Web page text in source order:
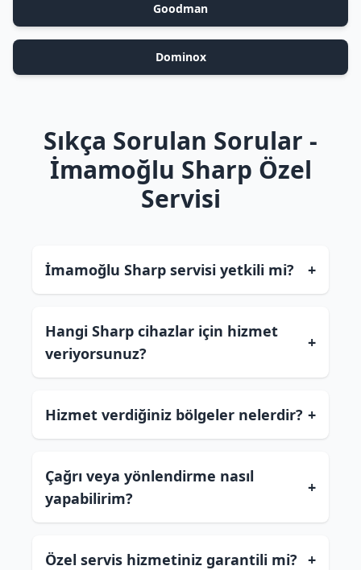
Goodman
Dominox
Sıkça Sorulan Sorular -
İmamoğlu Sharp Özel
Servisi
İmamoğlu Sharp servisi yetkili mi? +
Hangi Sharp cihazlar için hizmet
veriyorsunuz?
+
Hizmet verdiğiniz bölgeler nelerdir? +
Çağrı veya yönlendirme nasıl
yapabilirim?
+
Özel servis hizmetiniz garantili mi? +